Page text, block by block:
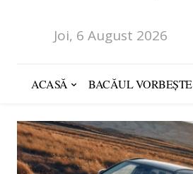
Joi, 6 August 2026
ACASĂ BACĂUL VORBEȘTE